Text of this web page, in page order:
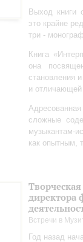
Выход книги
это крайне
три -
Книга
она
становления
и отличающей
сложные
музыкантам-
как опытным,
директора
Встречи в
Год назад